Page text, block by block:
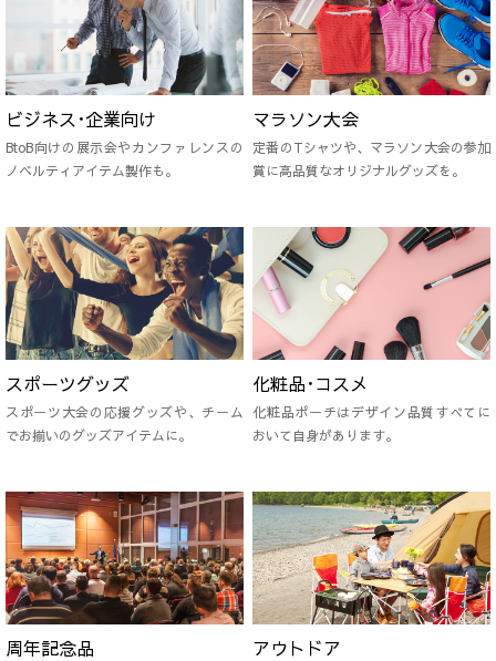
ビジネス･企業向け
BtoB向けの展示会やカンファレンスの
ノベルティアイテム製作も。
マラソン大会
定番のTシャツや、マラソン大会の参加
賞に高品質なオリジナルグッズを。
スポーツグッズ
スポーツ大会の応援グッズや、チーム
でお揃いのグッズアイテムに。
化粧品･コスメ
化粧品ポーチはデザイン品質すべてに
おいて自身があります。
周年記念品 アウトドア